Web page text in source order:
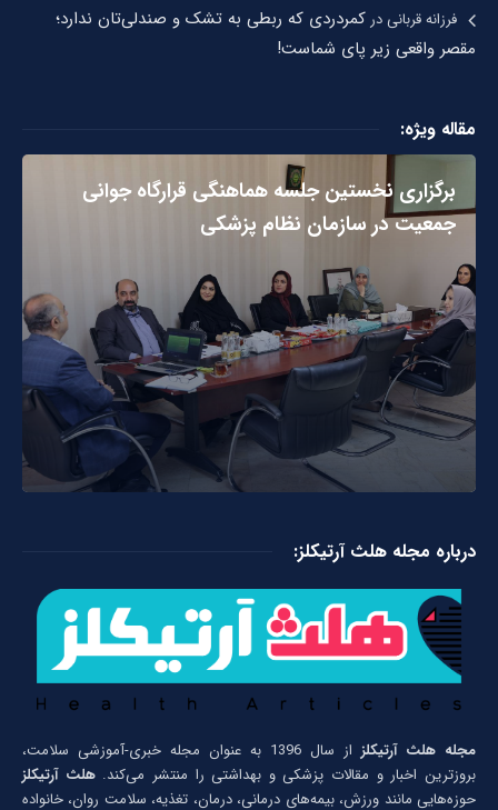
فرزانه قربانیدر کمردردی که ربطی به تشک و صندلی‌تان ندارد؛
مقصر واقعی زیر پای شماست!
مقاله ویژه:
برگزاری نخستین جلسه هماهنگی قرارگاه جوانی
جمعیت در سازمان نظام پزشکی
درباره مجله هلث آرتیکلز:
مجله هلث آرتیکلز
از سال 1396 به عنوان مجله خبری-آموزشی سلامت،
بروزترین اخبار و مقالات پزشکی و بهداشتی را منتشر می‌کند.هلث آرتیکلز
حوزه‌هایی مانند ورزش، بیمه‌های درمانی، درمان، تغذیه، سلامت روان، خانواده